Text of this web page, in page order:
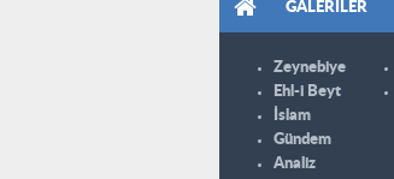
GALERILER
Zeynebiye
Ehl-i Beyt
İslam
Gündem
Analiz